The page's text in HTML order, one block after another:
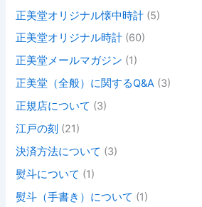
正美堂オリジナル懐中時計 (5)
正美堂オリジナル時計 (60)
正美堂メールマガジン (1)
正美堂（全般）に関するQ&A (3)
正規店について (3)
江戸の刻 (21)
決済方法について (3)
熨斗について (1)
熨斗（手書き）について (1)